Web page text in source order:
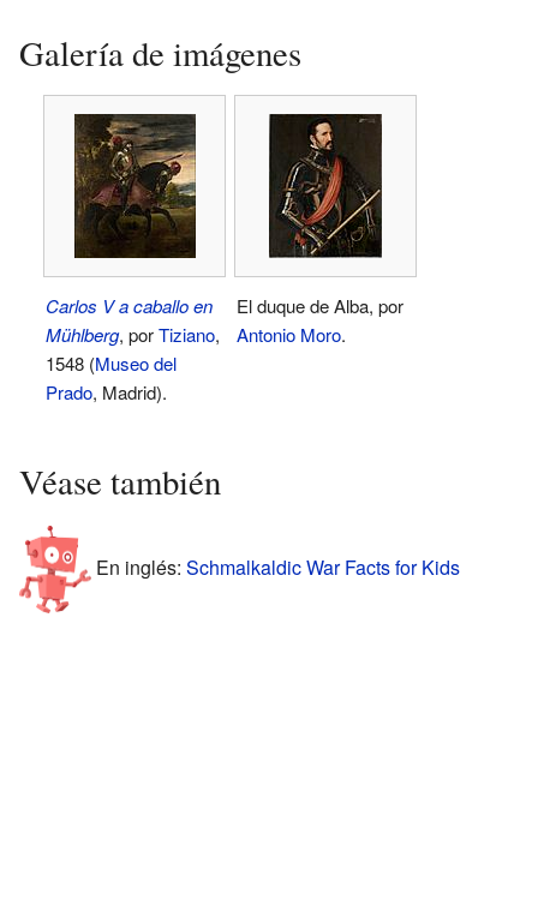
Galería de imágenes
Carlos V a caballo en
Mühlberg, porTiziano,
1548 (Museo del
Prado, Madrid).
El duque de Alba, por
Antonio Moro.
Véase también
En inglés: Schmalkaldic War Facts for Kids